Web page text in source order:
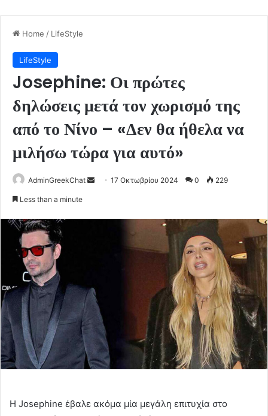
Home / LifeStyle
LifeStyle
Josephine: Οι πρώτες
δηλώσεις μετά τον χωρισμό της
από το Νίνο – «Δεν θα ήθελα να
μιλήσω τώρα για αυτό»
AdminGreekChat
Send17 Οκτωβρίου 2024 0 229
Less than a minute
Η Josephine έβαλε ακόμα μία μεγάλη επιτυχία στο